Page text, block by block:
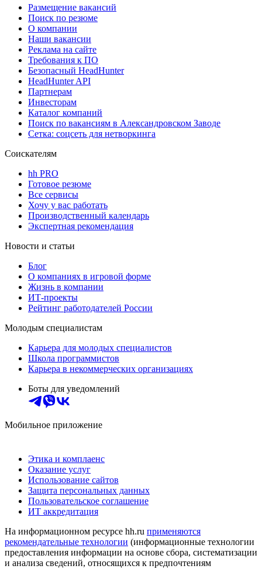
Размещение вакансий
Поиск по резюме
О компании
Наши вакансии
Реклама на сайте
Требования к ПО
Безопасный HeadHunter
HeadHunter API
Партнерам
Инвесторам
Каталог компаний
Поиск по вакансиям в Александровском Заводе
Сетка: соцсеть для нетворкинга
Соискателям
hh PRO
Готовое резюме
Все сервисы
Хочу у вас работать
Производственный календарь
Экспертная рекомендация
Новости и статьи
Блог
О компаниях в игровой форме
Жизнь в компании
ИТ-проекты
Рейтинг работодателей России
Молодым специалистам
Карьера для молодых специалистов
Школа программистов
Карьера в некоммерческих организациях
Боты для уведомлений
Мобильное приложение
Этика и комплаенс
Оказание услуг
Использование сайтов
Защита персональных данных
Пользовательское соглашение
ИТ аккредитация
На информационном ресурсе hh.ru применяются
рекомендательные технологии (информационные технологии
предоставления информации на основе сбора, систематизации
и анализа сведений, относящихся к предпочтениям